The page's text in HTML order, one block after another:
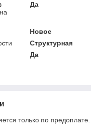
Да
Новое
Структурная
Да
только по предоплате.